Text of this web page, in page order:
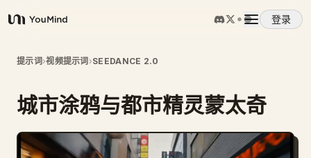
YouMind
登录
概览
使用案例
技能
提示词›视频提示词 ›SEEDANCE 2.0
城市涂鸦与都市精灵蒙太奇